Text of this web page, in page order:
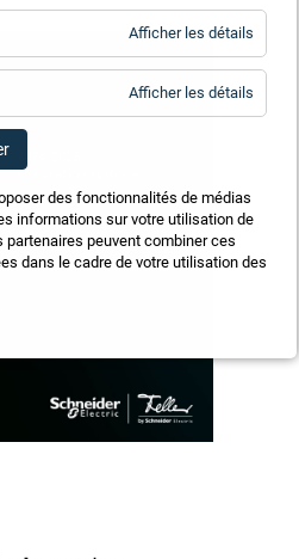
Afficher les détails
Afficher les détails
des fonctionnalités de médias
informations sur votre utilisation de
peuvent combiner ces
dans le cadre de votre utilisation des